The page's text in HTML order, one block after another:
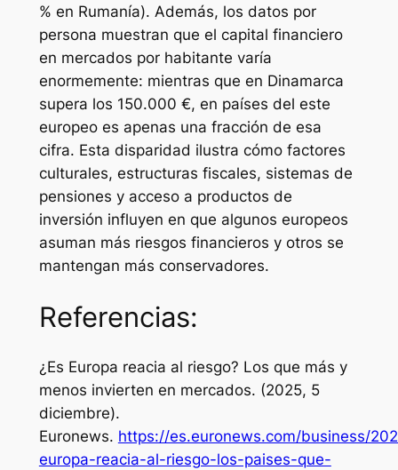
% en Rumanía). Además, los datos por
persona muestran que el capital financiero
en mercados por habitante varía
enormemente: mientras que en Dinamarca
supera los 150.000 €, en países del este
europeo es apenas una fracción de esa
cifra. Esta disparidad ilustra cómo factores
culturales, estructuras fiscales, sistemas de
pensiones y acceso a productos de
inversión influyen en que algunos europeos
asuman más riesgos financieros y otros se
mantengan más conservadores.
Referencias:
¿Es Europa reacia al riesgo? Los que más y
menos invierten en mercados. (2025, 5
diciembre).
Euronews. https://es.euronews.com/business/
europa-reacia-al-riesgo-los-paises-que-